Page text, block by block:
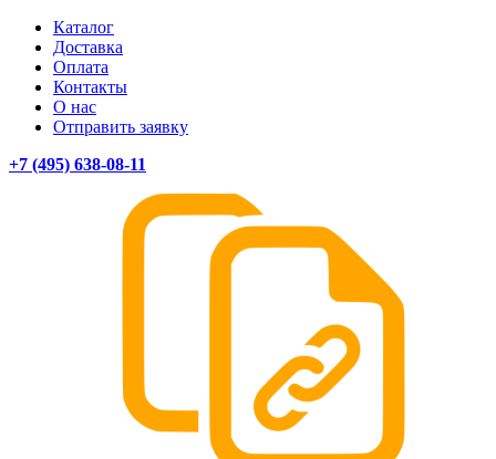
Каталог
Доставка
Оплата
Контакты
О нас
Отправить заявку
+7 (495) 638-08-11